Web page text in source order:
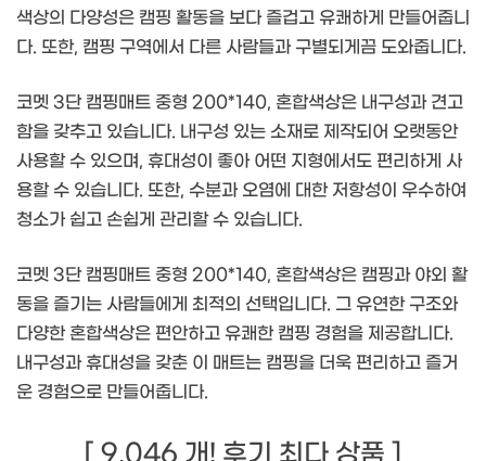
색상의 다양성은 캠핑 활동을 보다 즐겁고 유쾌하게 만들어줍니
다. 또한, 캠핑 구역에서 다른 사람들과 구별되게끔 도와줍니다.
코멧 3단 캠핑매트 중형 200*140, 혼합색상은 내구성과 견고
함을 갖추고 있습니다. 내구성 있는 소재로 제작되어 오랫동안
사용할 수 있으며, 휴대성이 좋아 어떤 지형에서도 편리하게 사
용할 수 있습니다. 또한, 수분과 오염에 대한 저항성이 우수하여
청소가 쉽고 손쉽게 관리할 수 있습니다.
코멧 3단 캠핑매트 중형 200*140, 혼합색상은 캠핑과 야외 활
동을 즐기는 사람들에게 최적의 선택입니다. 그 유연한 구조와
다양한 혼합색상은 편안하고 유쾌한 캠핑 경험을 제공합니다.
내구성과 휴대성을 갖춘 이 매트는 캠핑을 더욱 편리하고 즐거
운 경험으로 만들어줍니다.
[ 9,046 개! 후기 최다 상품 ]